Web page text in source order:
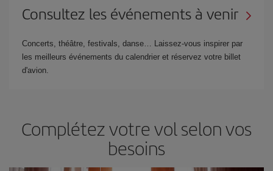
Consultez les événements à venir
Concerts, théâtre, festivals, danse… Laissez-vous inspirer par
les meilleurs événements du calendrier et réservez votre billet
d'avion.
Complétez votre vol selon vos
besoins